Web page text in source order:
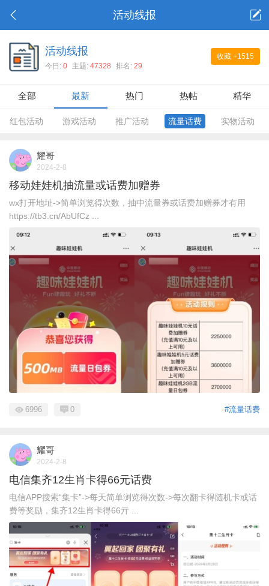
活动线报
收藏 +1515
活动线报
今日: 0 主题: 47328 排名: 29
全部 最新 热门 热帖 精华
红包活动 游戏活动 推广活动 流量话费 实物活动
耀哥
2024-2-8
移动娃娃机抽流量或话费加赠券
wx打开地址->简单浏览得次数，抽中流量券或话费加赠券才有用
https://tb3.cn/AbUfCz ...
#流量话费
6996 0
耀哥
2024-2-8
电信集齐12生肖卡得66元话费
电信APP搜索“集卡”->每天简单浏览得次数->每次翻卡得随机卡或话
费等奖励，集齐12生肖卡得66亓 ...